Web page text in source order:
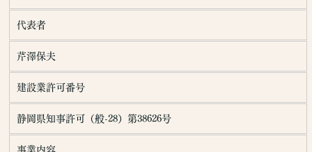
他規範を遵守するとともに、本ポリシーの内容を適宜見直し、そ
の改善に努めます。
代表者
芹澤保夫
建設業許可番号
静岡県知事許可（般-28）第38626号
事業内容